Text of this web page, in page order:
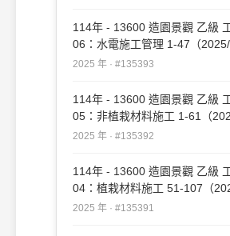
114年 - 13600 造園景觀 乙級
06：水電施工管理 1-47（
新）#135393
2025 年 · #135393
114年 - 13600 造園景觀 乙級
05：非植栽材料施工 1-61（
新）#135392
2025 年 · #135392
114年 - 13600 造園景觀 乙級
04：植栽材料施工 51-107（
更新）#135391
2025 年 · #135391